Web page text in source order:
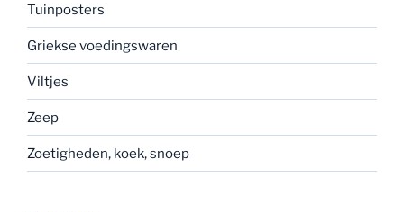
Tuinposters
Griekse voedingswaren
Viltjes
Zeep
Zoetigheden, koek, snoep